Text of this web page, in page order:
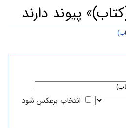
پیوند دارند
انتخاب برعکس شود